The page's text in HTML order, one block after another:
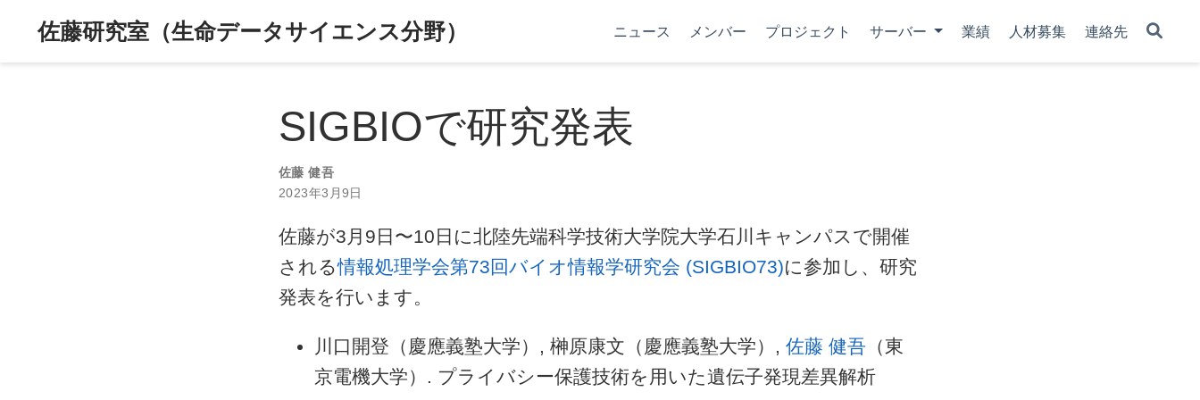
佐藤研究室（生命データサイエンス分野） ニュース メンバー プロジェクト サーバー 業績 人材募集 連絡先
SIGBIOで研究発表
佐藤 健吾
2023年3月9日
佐藤が3月9日〜10日に北陸先端科学技術大学院大学石川キャンパスで開催
される情報処理学会第73回バイオ情報学研究会 (SIGBIO73)に参加し、研究
発表を行います。
川口開登（慶應義塾大学）, 榊原康文（慶應義塾大学）, 佐藤 健吾 （東
京電機大学）. プライバシー保護技術を用いた遺伝子発現差異解析